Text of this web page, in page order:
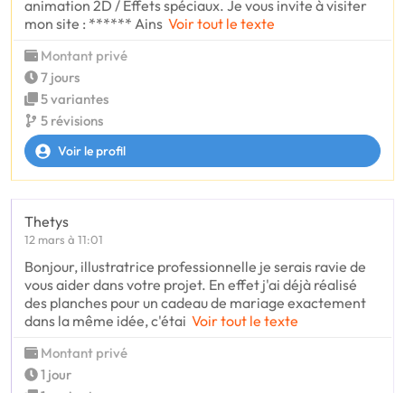
animation 2D / Effets spéciaux. Je vous invite à visiter
mon site : ****** Ains Voir tout le texte
Montant privé
7 jours
5 variantes
5 révisions
Voir le profil
Thetys
12 mars à 11:01
Bonjour, illustratrice professionnelle je serais ravie de
vous aider dans votre projet. En effet j'ai déjà réalisé
des planches pour un cadeau de mariage exactement
dans la même idée, c'étai Voir tout le texte
Montant privé
1 jour